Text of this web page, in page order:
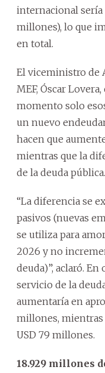
internacional sería
millones), lo que
en total.
El viceministro de
MEF, Óscar
momento solo
un nuevo
hacen que
mientras que la
de la deuda pública.
“La diferencia se
pasivos (nuevas
se utiliza para
2026 y no
deuda)”, aclaró.
servicio de la
aumentaría en
millones, mientras
USD 79 millones.
18.929 millones